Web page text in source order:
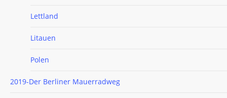
Lettland
Litauen
Polen
2019-Der Berliner Mauerradweg